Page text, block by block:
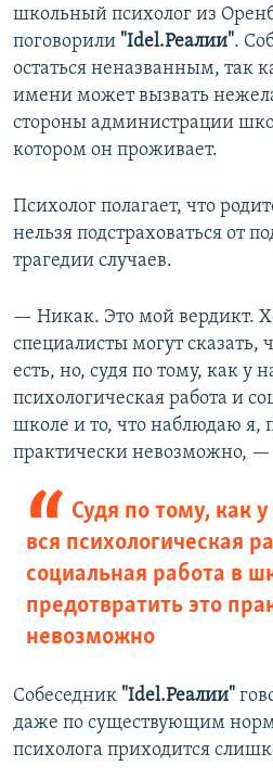
школьный психолог из
поговорили "Idel.Реалии".
остаться неназванным, так
имени может вызвать
стороны администрации
котором он проживает.
Психолог полагает, что
нельзя подстраховаться от
трагедии случаев.
— Никак. Это мой вердикт.
специалисты могут сказать,
есть, но, судя по тому, как у
психологическая работа и
школе и то, что наблюдаю я,
практически невозможно, —
Судя по тому, как
вся психологическая
социальная работа в
предотвратить это
невозможно
Собеседник "Idel.Реалии"
даже по существующим
психолога приходится